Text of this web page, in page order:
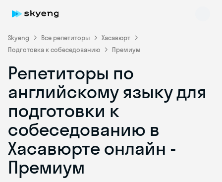
Skyeng Все репетиторы
Хасавюрт
Подготовка к собеседованию
Премиум
Репетиторы по
английскому языку для
подготовки к
собеседованию в
Хасавюрте онлайн -
Премиум
Skyeng Chat